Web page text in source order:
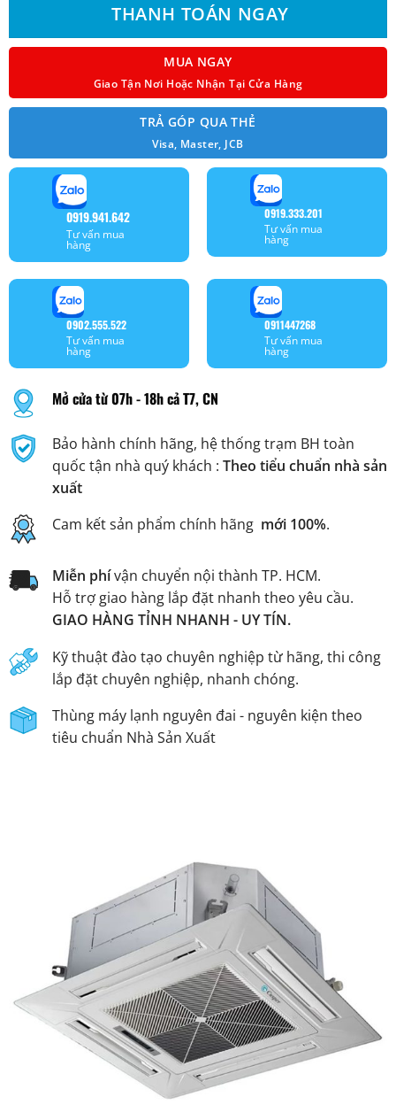
THANH TOÁN NGAY
MUA NGAY
Giao Tận Nơi Hoặc Nhận Tại Cửa Hàng
TRẢ GÓP QUA THẺ
Visa, Master, JCB
0919.941.642
Tư vấn mua
hàng
0919.333.201
Tư vấn mua
hàng
0902.555.522
Tư vấn mua
hàng
0911447268
Tư vấn mua
hàng
Mở cửa từ 07h - 18h cả T7, CN
Bảo hành chính hãng, hệ thống trạm BH toàn
quốc tận nhà quý khách : Theo tiểu chuẩn nhà sản
xuất
Cam kết sản phẩm chính hãng mới 100%.
Miễn phívận chuyển nội thành TP. HCM.
Hỗ trợ giao hàng lắp đặt nhanh theo yêu cầu.
GIAO HÀNG TỈNH NHANH - UY TÍN.
Kỹ thuật đào tạo chuyên nghiệp từ hãng, thi công
lắp đặt chuyên nghiệp, nhanh chóng.
Thùng máy lạnh nguyên đai - nguyên kiện theo
tiêu chuẩn Nhà Sản Xuất